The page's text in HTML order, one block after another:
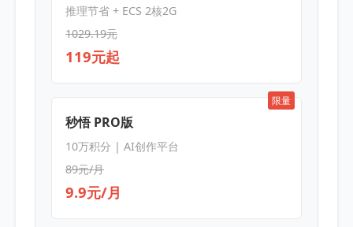
推理节省 + ECS 2核2G
1029.19元
119元起
限量
秒悟 PRO版
10万积分 | AI创作平台
89元/月
9.9元/月